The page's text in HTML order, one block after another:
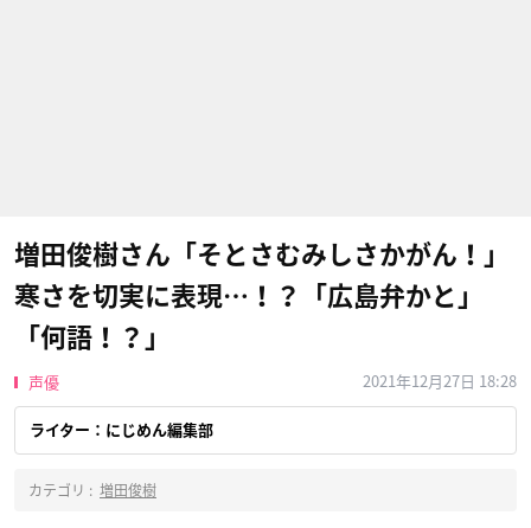
増田俊樹さん「そとさむみしさかがん！」
寒さを切実に表現…！？「広島弁かと」
「何語！？」
声優 2021年12月27日 18:28
ライター：にじめん編集部
カテゴリ : 増田俊樹